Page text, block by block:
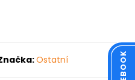
Ostatní